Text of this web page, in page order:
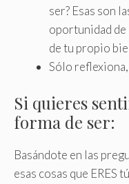
ser? Esas son
oportunidad
de tu propio
Sólo
Si quieres
forma de ser:
Basándote en las
esas cosas que ERES